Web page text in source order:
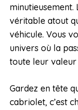
minutieusement.
véritable atout
véhicule. Vous
univers où la
toute leur
Gardez en tête
cabriolet, c’est